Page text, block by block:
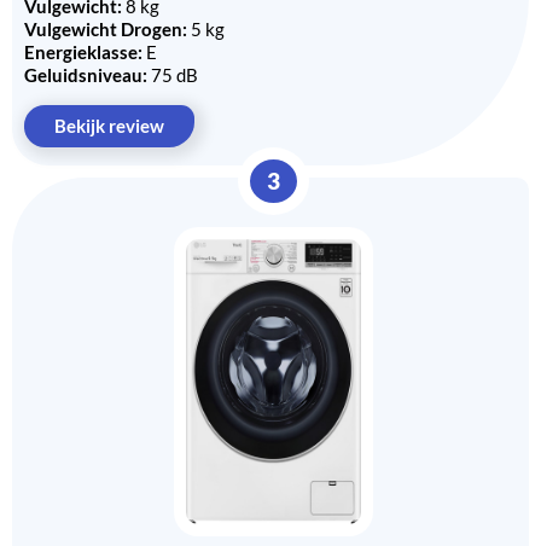
Vulgewicht: 8 kg
Vulgewicht Drogen: 5 kg
Energieklasse: E
Geluidsniveau: 75 dB
Bekijk review
3